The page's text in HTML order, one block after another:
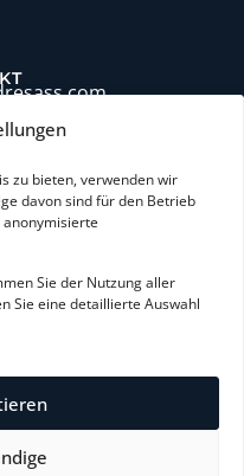
zu bieten, verwenden wir
davon sind für den Betrieb
Sie der Nutzung aller
Sie eine detaillierte Auswahl
Profil
buchen